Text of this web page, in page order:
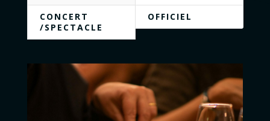
CONCERT
/SPECTACLE
OFFICIEL